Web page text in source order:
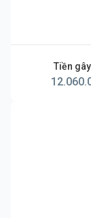
Tiền